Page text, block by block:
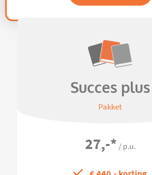
Succes plus
Pakket
27,-* / p.u.